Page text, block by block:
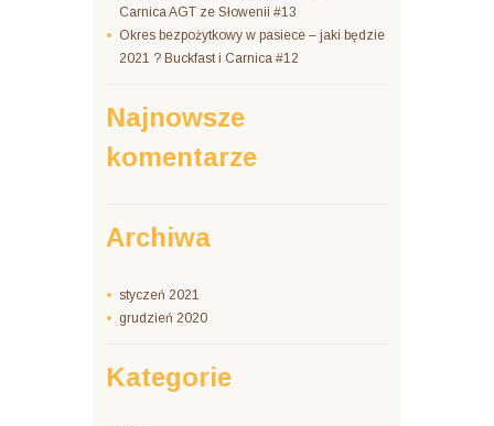
Carnica AGT ze Słowenii #13
Okres bezpożytkowy w pasiece – jaki będzie
2021 ? Buckfast i Carnica #12
Najnowsze
komentarze
Archiwa
styczeń 2021
grudzień 2020
Kategorie